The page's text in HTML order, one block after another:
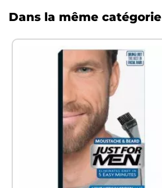
Dans la même catégorie